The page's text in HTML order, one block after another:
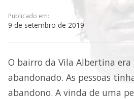
Publicado em:
9 de setembro de 2019
O bairro da Vila Albertina
abandonado. As pessoas
abandono. A vinda de uma